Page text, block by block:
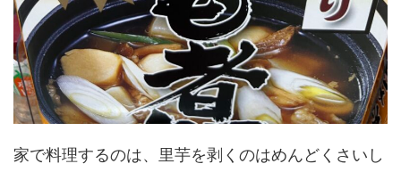
家で料理するのは、里芋を剥くのはめんどくさいし